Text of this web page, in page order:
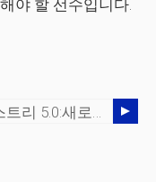
야 할 선수입니다.
인더스트리 5.0:새로운 혁명